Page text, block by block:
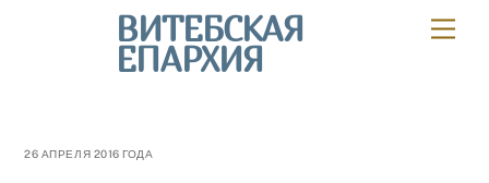
ВИТЕБСКАЯ
ЕПАРХИЯ
26 АПРЕЛЯ 2016 ГОДА